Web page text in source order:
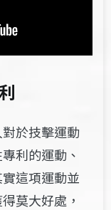
於技擊運動
利的運動、
這項運動並
莫大好處，